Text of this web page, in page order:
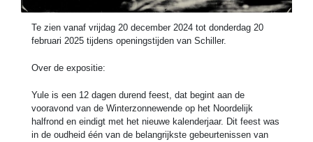
Te zien vanaf vrijdag 20 december 2024 tot donderdag 20
februari 2025 tijdens openingstijden van Schiller.
Over de expositie:
Yule is een 12 dagen durend feest, dat begint aan de
vooravond van de Winterzonnewende op het Noordelijk
halfrond en eindigt met het nieuwe kalenderjaar. Dit feest was
in de oudheid één van de belangrijkste gebeurtenissen van